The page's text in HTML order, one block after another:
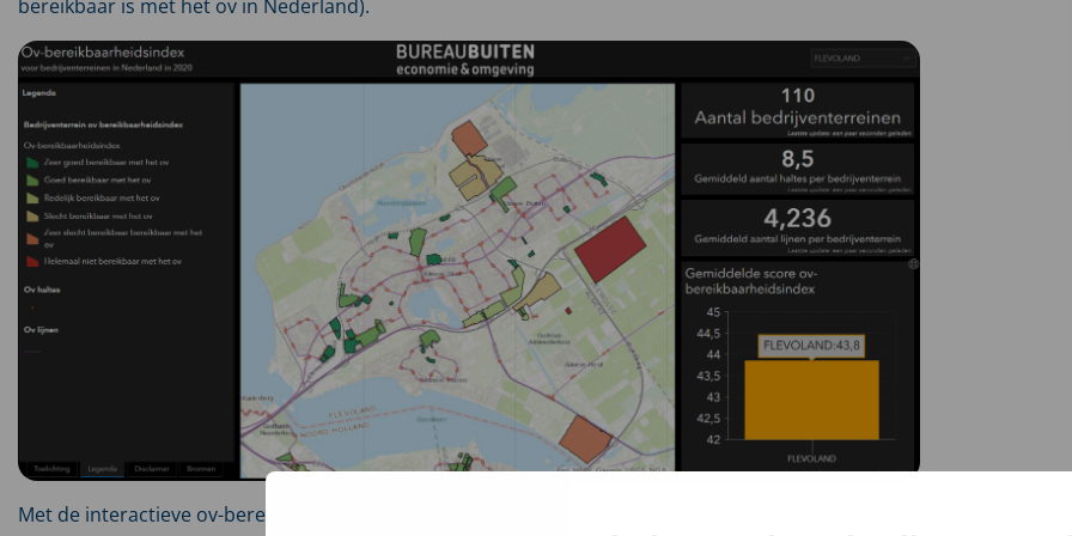
bereikbaar is met het ov in Nederland).
Met de interactieve ov-bereikbaarheidsindex kunt u: